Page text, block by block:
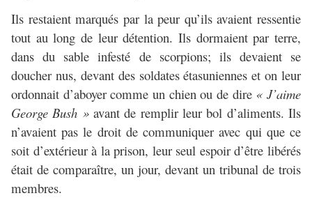
Ils restaient marqués par la peur qu’ils avaient ressentie
tout au long de leur détention. Ils dormaient par terre,
dans du sable infesté de scorpions; ils devaient se
doucher nus, devant des soldates étasuniennes et on leur
ordonnait d’aboyer comme un chien ou de dire « J’aime
George Bush »avant de remplir leur bol d’aliments. Ils
n’avaient pas le droit de communiquer avec qui que ce
soit d’extérieur à la prison, leur seul espoir d’être libérés
était de comparaître, un jour, devant un tribunal de trois
membres.